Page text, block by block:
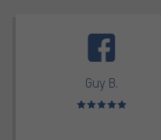
Guy B.
Note moyenne : 5 sur 5